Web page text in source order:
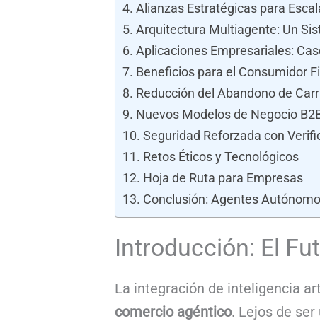
Alianzas Estratégicas para
Arquitectura Multiagente: Un
Aplicaciones Empresariales:
Beneficios para el Consumidor
Reducción del Abandono de
Nuevos Modelos de Negocio
Seguridad Reforzada con
Retos Éticos y Tecnológicos
Hoja de Ruta para Empresas
Conclusión: Agentes
Introducción: El
La integración de inteligencia
comercio agéntico. Lejos de